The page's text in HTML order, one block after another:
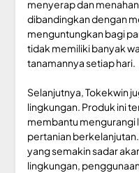
menyerap dan
dibandingkan dengan
menguntungkan bagi
tidak memiliki banyak
tanamannya setiap hari.
Selanjutnya, Tokekwin
lingkungan. Produk ini
membantu
pertanian
yang semakin sadar
lingkungan,